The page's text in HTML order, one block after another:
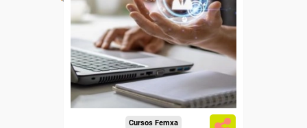
Para desempleados,
trabajadores y autónomos.
Sector
-Otros Servicios.
Cursos Femxa